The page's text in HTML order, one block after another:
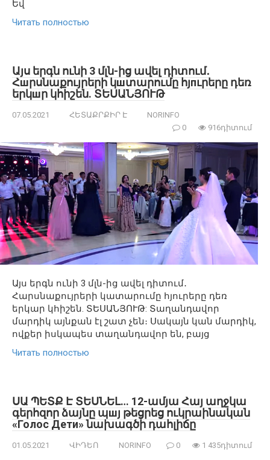
Եվ
Читать полностью
Այս երգն ունի 3 մլն-ից ավել դիտում․
Հшրսնաքույրերի կшտարումը հյпւրերը դեռ
երկшր կհիշեն. ՏԵՍԱՆՅՈՒԹ
07.05.2021 ՀԵՏԱՔՐՔԻՐ Է
NORINFO
0
916դիտում
Այս երգն ունի 3 մլն-ից ավել դիտում․
Հարսնաքույրերի կատարումը հյուրերը դեռ
երկար կհիշեն. ՏԵՍԱՆՅՈՒԹ: Տաղանդավոր
մարդիկ այնքան էլ շատ չեն։ Սակայն կան մարդիկ,
ովքեր իսկապես տաղանդավոր են, բայց
Читать полностью
ՍԱ ՊԵՏՔ Է ՏԵՍՆԵԼ… 12-ամյա Հայ աղջկա
գերհզոր ձայնը պшյ թեցրեց ուկրաինական
«Голос Дети» նախագծի դահլիճը
01.05.2021 ՎԻԴԵՈ NORINFO 0 1 435դիտում